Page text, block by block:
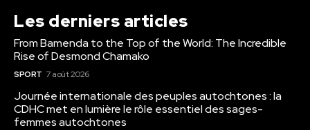
Les derniers articles
From Bamenda to the Top of the World: The Incredible
Rise of Desmond Chamako
SPORT 7 août 2026
Journée internationale des peuples autochtones : la
CDHC met en lumière le rôle essentiel des sages-
femmes autochtones